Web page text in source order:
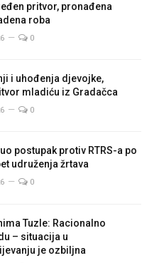
pritvor, pronađena
roba
0
i uhođenja djevojke,
mladiću iz Gradačca
0
postupak protiv RTRS-a po
udruženja žrtava
0
Tuzle: Racionalno
– situacija u
je ozbiljna